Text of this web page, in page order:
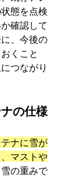
態を点検
確認して
、今後の
くこと
つながり
の仕様
ナに雪が
マストや
雪の重みで